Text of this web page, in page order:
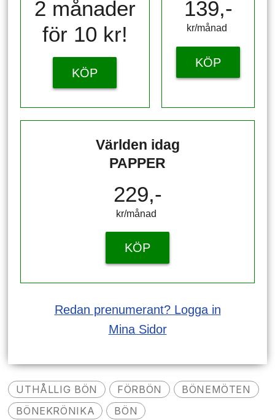
2 månader
för 10 kr!
KÖP
139,-
kr/månad ​​​​​​
KÖP
Världen idag
PAPPER
229,-
kr/månad ​​​​​​
KÖP
Redan prenumerant? Logga in
Mina Sidor
UTHÅLLIG BÖN FÖRBÖN
BÖNEMÖTEN
BÖNEKRÖNIKA
BÖN